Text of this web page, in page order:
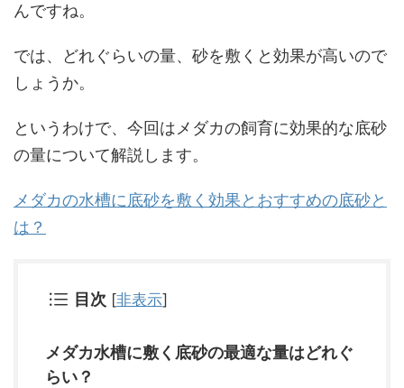
んですね。
では、どれぐらいの量、砂を敷くと効果が高いので
しょうか。
というわけで、今回はメダカの飼育に効果的な底砂
の量について解説します。
メダカの水槽に底砂を敷く効果とおすすめの底砂と
は？
目次 [非表示]
メダカ水槽に敷く底砂の最適な量はどれぐ
らい？